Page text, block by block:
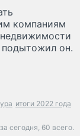
компаниям
он.
итоги 2022 года
сегодня, 60 всего.